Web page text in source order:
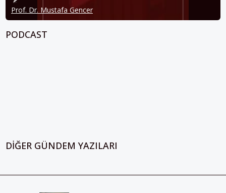
Prof. Dr. Mustafa Gencer
PODCAST
DIĞER GÜNDEM YAZILARI